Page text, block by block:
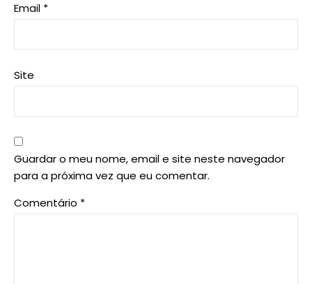
Email *
Site
Guardar o meu nome, email e site neste navegador
para a próxima vez que eu comentar.
Comentário *